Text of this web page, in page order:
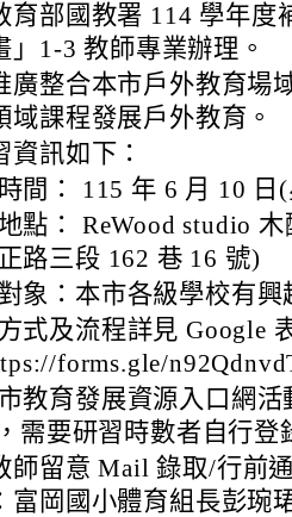
育部國教署 114 學年度
」1-3 教師專業辦理。
廣整合本市戶外教育場
域課程發展戶外教育。
資訊如下：
間： 115 年 6 月 10 日
點： ReWood studio
路三段 162 巷 16 號)
象：本市各級學校有興
式及流程詳見 Google
forms.gle/
教育發展資源入口網
需要研習時數者自行登
師留意 Mail 錄取/行前
富岡國小體育組長彭琬